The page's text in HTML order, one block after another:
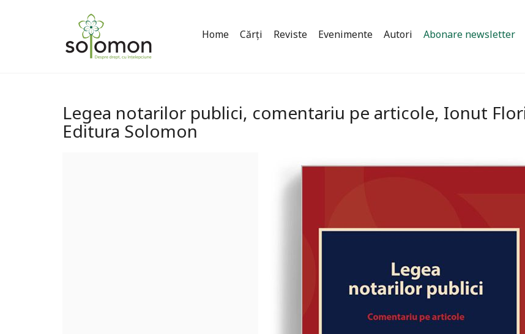
Home Cărți Reviste Evenimente Autori Abonare newsletter
Legea notarilor publici, comentariu pe articole, Ionut
Editura Solomon